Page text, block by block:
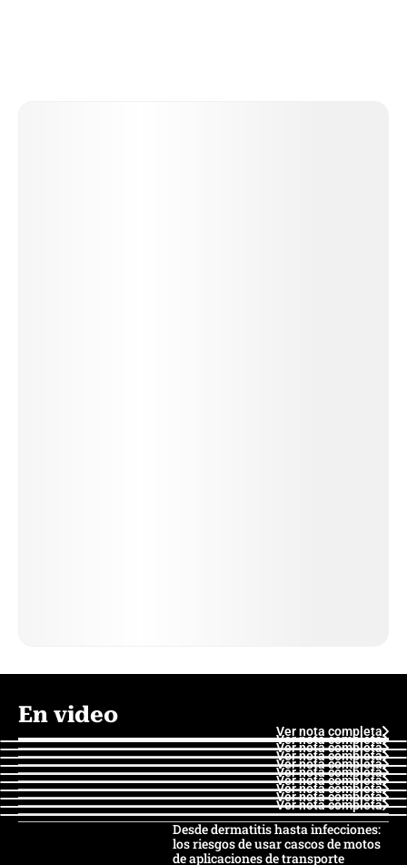
En video
Ver nota completa
Ver nota completa
Ver nota completa
Ver nota completa
Ver nota completa
Ver nota completa
Ver nota completa
Ver nota completa
Ver nota completa
Ver nota completa
Desde dermatitis hasta infecciones:
los riesgos de usar cascos de motos
de aplicaciones de transporte